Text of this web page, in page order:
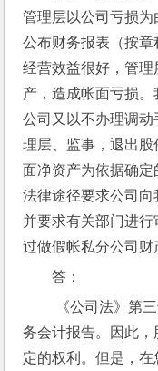
管理层以公司亏损
公布财务报表（按章
经营效益很好，管
产，造成帐面亏损
公司又以不办理调
理层、监事，退出
面净资产为依据确
法律途径要求公司向
并要求有关部门进
过做假帐私分公司财
答：
《公司法》第
务会计报告。因此
定的权利。但是，